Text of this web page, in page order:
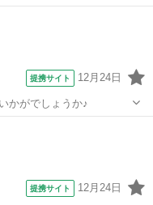
提携サイト 12月24日
かがでしょうか♪
提携サイト 12月24日